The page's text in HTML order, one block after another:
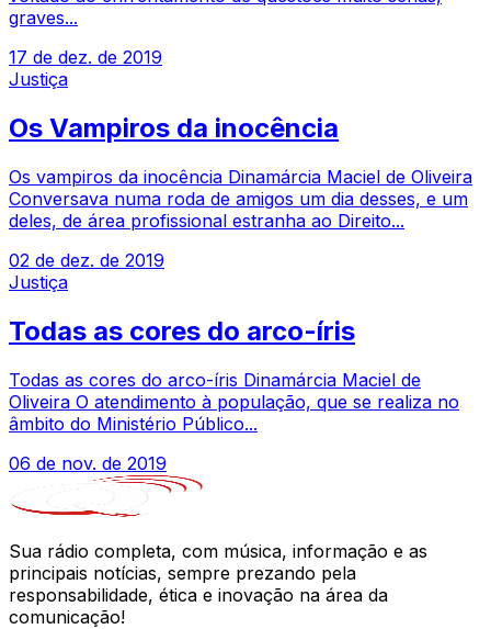
graves...
17 de dez. de 2019
Justiça
Os Vampiros da inocência
Os vampiros da inocência Dinamárcia Maciel de Oliveira
Conversava numa roda de amigos um dia desses, e um
deles, de área profissional estranha ao Direito...
02 de dez. de 2019
Justiça
Todas as cores do arco-íris
Todas as cores do arco-íris Dinamárcia Maciel de
Oliveira O atendimento à população, que se realiza no
âmbito do Ministério Público...
06 de nov. de 2019
Sua rádio completa, com música, informação e as
principais notícias, sempre prezando pela
responsabilidade, ética e inovação na área da
comunicação!